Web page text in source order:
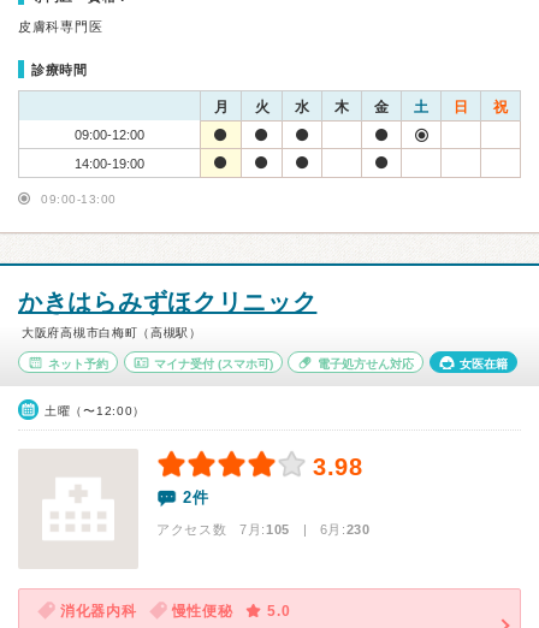
皮膚科専門医
診療時間
月 火 水 木 金 土 日 祝
09:00-12:00
14:00-19:00
09:00-13:00
かきはらみずほクリニック
大阪府高槻市白梅町（高槻駅）
ネット予約 マイナ受付(スマホ可) 電子処方せん対応 女医在籍
土曜（〜12:00）
3.98
2件
アクセス数 7月:105 | 6月:230
消化器内科 慢性便秘
5.0